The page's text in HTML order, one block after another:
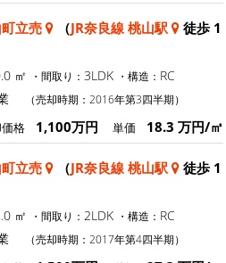
立売 （JR奈良線 桃山駅
徒歩 1
㎡ ・間取り： 3LDK ・構造： RC
（売却時期：2016年第3四半期）
格 1,100万円 単価 18.3 万円/㎡
立売 （JR奈良線 桃山駅
徒歩 1
㎡ ・間取り： 2LDK ・構造： RC
（売却時期：2017年第4四半期）